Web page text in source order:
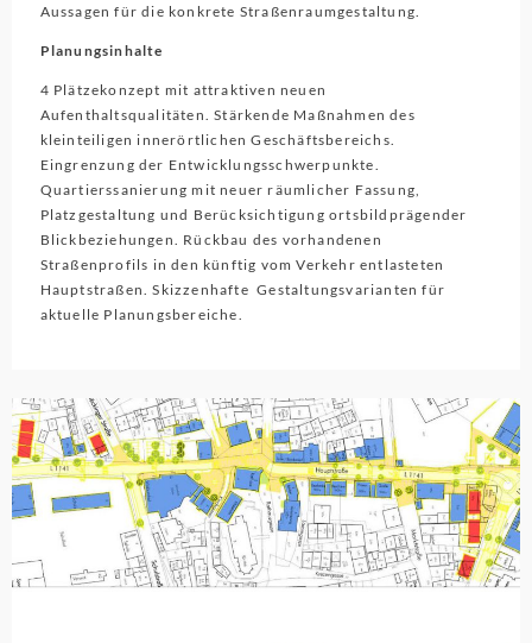
Aussagen für die konkrete Straßenraumgestaltung.
Planungsinhalte
4 Plätzekonzept mit attraktiven neuen
Aufenthaltsqualitäten. Stärkende Maßnahmen des
kleinteiligen innerörtlichen Geschäftsbereichs.
Eingrenzung der Entwicklungsschwerpunkte.
Quartierssanierung mit neuer räumlicher Fassung,
Platzgestaltung und Berücksichtigung ortsbildprägender
Blickbeziehungen. Rückbau des vorhandenen
Straßenprofils in den künftig vom Verkehr entlasteten
Hauptstraßen. Skizzenhafte Gestaltungsvarianten für
aktuelle Planungsbereiche.